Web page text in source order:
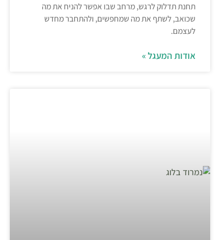
תחנת תדלוק לרגש, מרחב שבו אפשר להניח את מה
שכואב, לשתף את מה שמחפשים, ולהתחבר מחדש
לעצמם.
אודות המעגל »